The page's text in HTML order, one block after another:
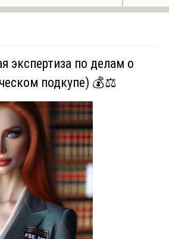
экспертиза по делам о
подкупе) 💰⚖️